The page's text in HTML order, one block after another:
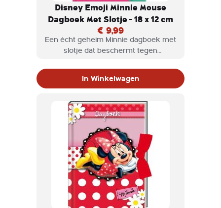
Disney Emoji Minnie Mouse
Dagboek Met Slotje - 18 x 12 cm
€ 9,99
Een écht geheim Minnie dagboek met
slotje dat beschermt tegen
dagboek en zet het boekje op slot
In Winkelwagen